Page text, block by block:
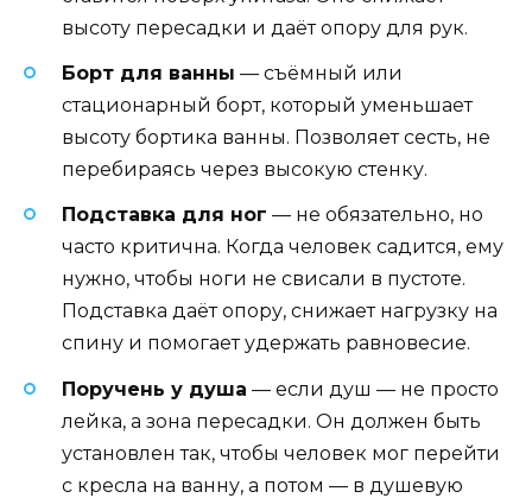
высоту пересадки и даёт опору для рук.
Борт для ванны — съёмный или
стационарный борт, который уменьшает
высоту бортика ванны. Позволяет сесть, не
перебираясь через высокую стенку.
Подставка для ног — не обязательно, но
часто критична. Когда человек садится, ему
нужно, чтобы ноги не свисали в пустоте.
Подставка даёт опору, снижает нагрузку на
спину и помогает удержать равновесие.
Поручень у душа — если душ — не просто
лейка, а зона пересадки. Он должен быть
установлен так, чтобы человек мог перейти
с кресла на ванну, а потом — в душевую